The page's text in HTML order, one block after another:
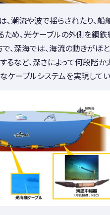
、潮流や波で揺らされたり、
ため、光ケーブルの外側を鋼
、深海では、海流の動きがほ
など、深さによって何段階か
ケーブルシステムを実現してい